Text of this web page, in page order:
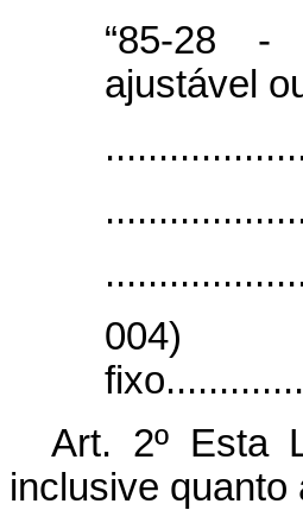
“85-28 -
ajustável
Art. 2º Esta
inclusive